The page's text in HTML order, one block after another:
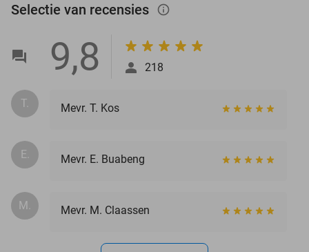
Selectie van recensies info_outlined
9,8 218
T. Mevr. T. Kos
E. Mevr. E. Buabeng
M. Mevr. M. Claassen